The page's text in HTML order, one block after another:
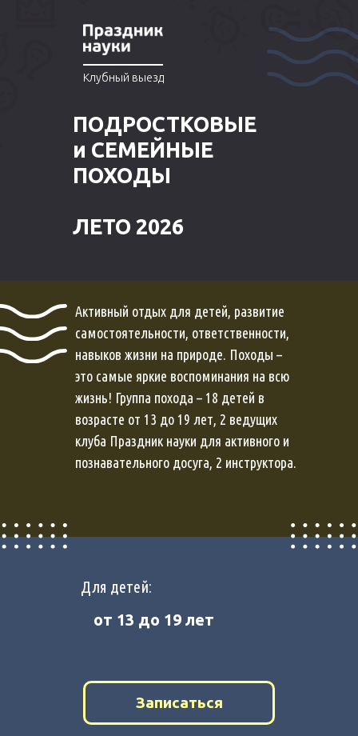
ПОДРОСТКОВЫЕ
и СЕМЕЙНЫЕ
ПОХОДЫ
ЛЕТО 2026
от 13 до 19 лет
Для детей:
Активный отдых для детей, развитие
самостоятельности, ответственности,
навыков жизни на природе. Походы –
это самые яркие воспоминания на всю
жизнь! Группа похода – 18 детей в
возрасте от 13 до 19 лет, 2 ведущих
клуба Праздник науки для активного и
познавательного досуга, 2 инструктора.
Клубный выезд
Записаться